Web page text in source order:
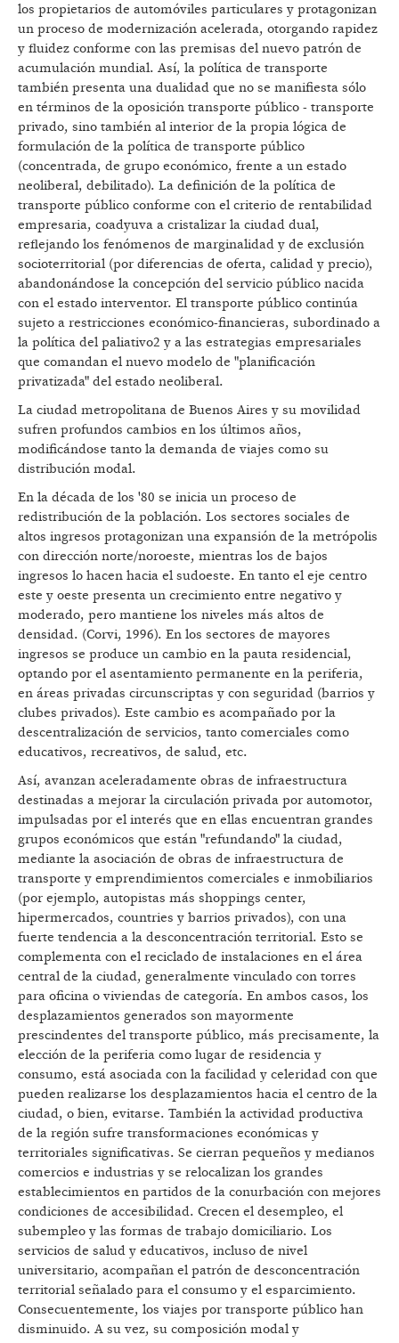
los propietarios de automóviles particulares y protagonizan
un proceso de modernización acelerada, otorgando rapidez
y fluidez conforme con las premisas del nuevo patrón de
acumulación mundial. Así, la política de transporte
también presenta una dualidad que no se manifiesta sólo
en términos de la oposición transporte público - transporte
privado, sino también al interior de la propia lógica de
formulación de la política de transporte público
(concentrada, de grupo económico, frente a un estado
neoliberal, debilitado). La definición de la política de
transporte público conforme con el criterio de rentabilidad
empresaria, coadyuva a cristalizar la ciudad dual,
reflejando los fenómenos de marginalidad y de exclusión
socioterritorial (por diferencias de oferta, calidad y precio),
abandonándose la concepción del servicio público nacida
con el estado interventor. El transporte público continúa
sujeto a restricciones económico-financieras, subordinado a
la política del paliativo2 y a las estrategias empresariales
que comandan el nuevo modelo de "planificación
privatizada" del estado neoliberal.
La ciudad metropolitana de Buenos Aires y su movilidad
sufren profundos cambios en los últimos años,
modificándose tanto la demanda de viajes como su
distribución modal.
En la década de los '80 se inicia un proceso de
redistribución de la población. Los sectores sociales de
altos ingresos protagonizan una expansión de la metrópolis
con dirección norte/noroeste, mientras los de bajos
ingresos lo hacen hacia el sudoeste. En tanto el eje centro
este y oeste presenta un crecimiento entre negativo y
moderado, pero mantiene los niveles más altos de
densidad. (Corvi, 1996). En los sectores de mayores
ingresos se produce un cambio en la pauta residencial,
optando por el asentamiento permanente en la periferia,
en áreas privadas circunscriptas y con seguridad (barrios y
clubes privados). Este cambio es acompañado por la
descentralización de servicios, tanto comerciales como
educativos, recreativos, de salud, etc.
Así, avanzan aceleradamente obras de infraestructura
destinadas a mejorar la circulación privada por automotor,
impulsadas por el interés que en ellas encuentran grandes
grupos económicos que están "refundando" la ciudad,
mediante la asociación de obras de infraestructura de
transporte y emprendimientos comerciales e inmobiliarios
(por ejemplo, autopistas más shoppings center,
hipermercados, countries y barrios privados), con una
fuerte tendencia a la desconcentración territorial. Esto se
complementa con el reciclado de instalaciones en el área
central de la ciudad, generalmente vinculado con torres
para oficina o viviendas de categoría. En ambos casos, los
desplazamientos generados son mayormente
prescindentes del transporte público, más precisamente, la
elección de la periferia como lugar de residencia y
consumo, está asociada con la facilidad y celeridad con que
pueden realizarse los desplazamientos hacia el centro de la
ciudad, o bien, evitarse. También la actividad productiva
de la región sufre transformaciones económicas y
territoriales significativas. Se cierran pequeños y medianos
comercios e industrias y se relocalizan los grandes
establecimientos en partidos de la conurbación con mejores
condiciones de accesibilidad. Crecen el desempleo, el
subempleo y las formas de trabajo domiciliario. Los
servicios de salud y educativos, incluso de nivel
universitario, acompañan el patrón de desconcentración
territorial señalado para el consumo y el esparcimiento.
Consecuentemente, los viajes por transporte público han
disminuido. A su vez, su composición modal y